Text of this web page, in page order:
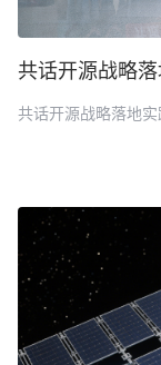
共话开源战略落地